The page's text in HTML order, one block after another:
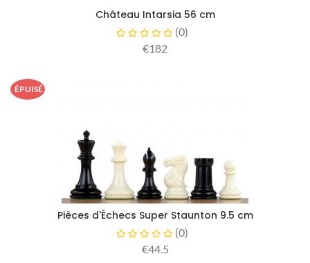
Château Intarsia 56 cm
(0)
€182
ÉPUISÉ
Pièces d'Échecs Super Staunton 9.5 cm
(0)
€44.5